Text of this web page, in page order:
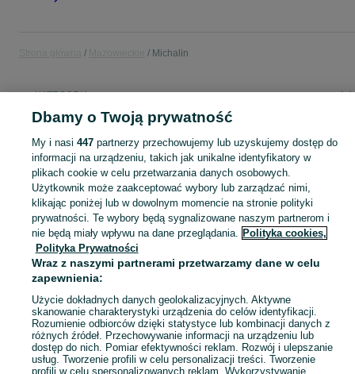
Michalin
KATEGORIA
praca
Zobacz
Mapa kategorii
Mapa miejscowości
Mapa ministron
Popularne wyszukiwania
Dbamy o Twoją prywatność
My i nasi 447partnerzy przechowujemy lub uzyskujemy dostęp do
informacji na urządzeniu, takich jak unikalne identyfikatory w
plikach cookie w celu przetwarzania danych osobowych.
Użytkownik może zaakceptować wybory lub zarządzać nimi,
klikając poniżej lub w dowolnym momencie na stronie polityki
prywatności. Te wybory będą sygnalizowane naszym partnerom i
nie będą miały wpływu na dane przeglądania. Polityka cookies,
Polityka Prywatności
Wraz z naszymi partnerami przetwarzamy dane w celu
zapewnienia:
Użycie dokładnych danych geolokalizacyjnych. Aktywne
skanowanie charakterystyki urządzenia do celów identyfikacji.
Rozumienie odbiorców dzięki statystyce lub kombinacji danych z
różnych źródeł. Przechowywanie informacji na urządzeniu lub
dostęp do nich. Pomiar efektywności reklam. Rozwój i ulepszanie
usług. Tworzenie profili w celu personalizacji treści. Tworzenie
profili w celu spersonalizowanych reklam. Wykorzystywanie